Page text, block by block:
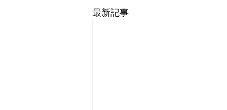
最新記事